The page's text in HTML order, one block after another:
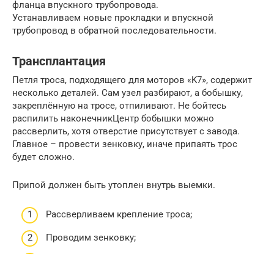
фланца впускного трубопровода.
Устанавливаем новые прокладки и впускной
трубопровод в обратной последовательности.
Трансплантация
Петля троса, подходящего для моторов «K7», содержит
несколько деталей. Сам узел разбирают, а бобышку,
закреплённую на тросе, отпиливают. Не бойтесь
распилить наконечникЦентр бобышки можно
рассверлить, хотя отверстие присутствует с завода.
Главное – провести зенковку, иначе припаять трос
будет сложно.
Припой должен быть утоплен внутрь выемки.
Рассверливаем крепление троса;
Проводим зенковку;